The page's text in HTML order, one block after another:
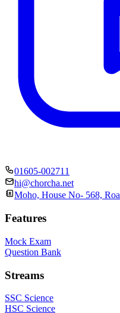
01605-002711
hi@chorcha.net
Moho, House No- 568,
Features
Mock Exam
Question Bank
Streams
SSC Science
HSC Science